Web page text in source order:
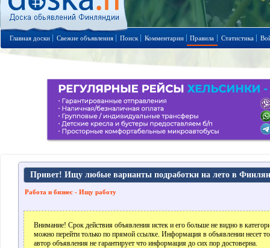
Главная доски Свежие объявления Поиск Комментарии Правила Статистика
Привет! Ищу любые варианты подработки на лето в
Работа и бизнес - Ищу работу
Внимание! Срок действия объявления истек и его больше не видно в
можно перейти только по прямой ссылке. Информация в объявлении несет
автор объявления не гарантирует что информация до сих пор достоверна.